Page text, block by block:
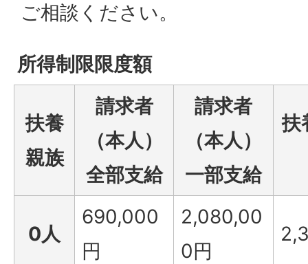
ご相談ください。
所得制限限度額
扶養
親族
請求者
（本人）
全部支給
請求者
（本人）
一部支給
扶
0人
690,000
円
2,080,00
0円